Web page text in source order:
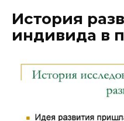
История
индивида в